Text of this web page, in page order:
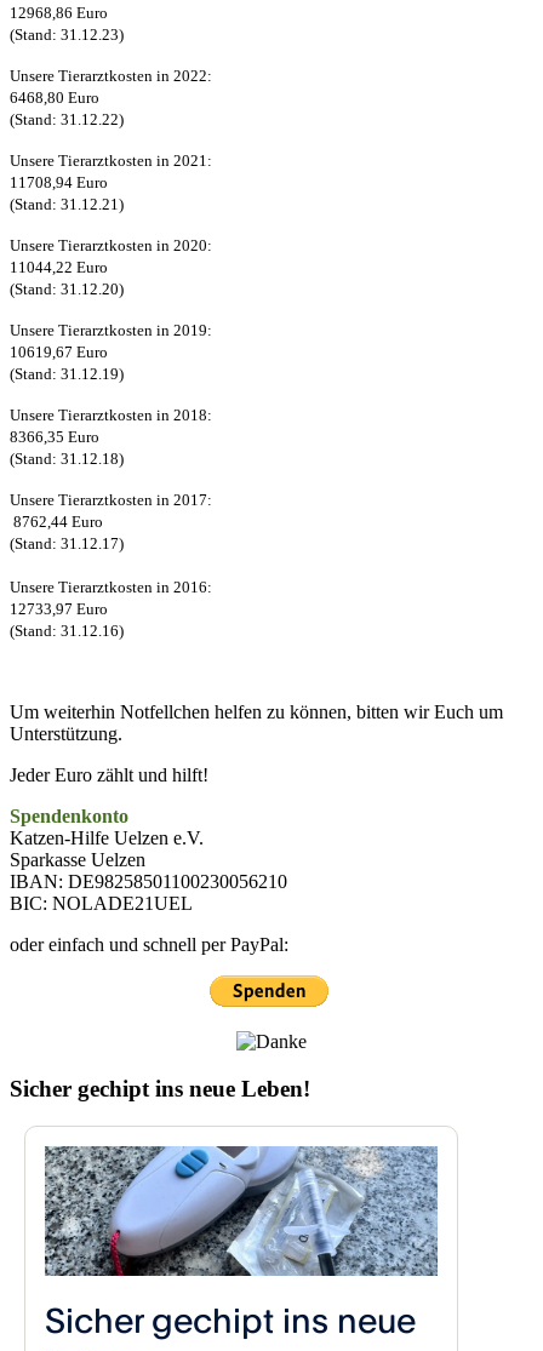
12968,86 Euro
(Stand: 31.12.23)
Unsere Tierarztkosten in 2022:
6468,80 Euro
(Stand: 31.12.22)
Unsere Tierarztkosten in 2021:
11708,94 Euro
(Stand: 31.12.21)
Unsere Tierarztkosten in 2020:
11044,22 Euro
(Stand: 31.12.20)
Unsere Tierarztkosten in 2019:
10619,67 Euro
(Stand: 31.12.19)
Unsere Tierarztkosten in 2018:
8366,35 Euro
(Stand: 31.12.18)
Unsere Tierarztkosten in 2017:
8762,44 Euro
(Stand: 31.12.17)
Unsere Tierarztkosten in 2016:
12733,97 Euro
(Stand: 31.12.16)
Um weiterhin Notfellchen helfen zu können, bitten wir Euch um
Unterstützung.
Jeder Euro zählt und hilft!
Spendenkonto
Katzen-Hilfe Uelzen e.V.
Sparkasse Uelzen
IBAN: DE98258501100230056210
BIC: NOLADE21UEL
oder einfach und schnell per PayPal:
Sicher gechipt ins neue Leben!